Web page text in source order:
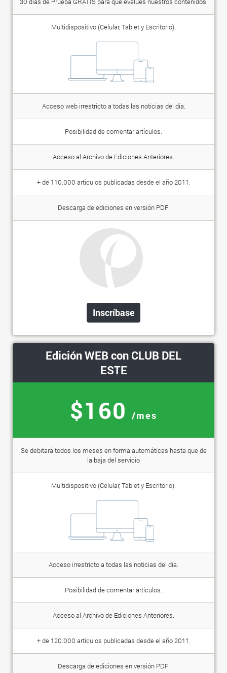
30 días de Prueba GRATIS para que evalúes nuestros contenidos.
Multidispositivo (Celular, Tablet y Escritorio).
Acceso web irrestricto a todas las noticias del día.
Posibilidad de comentar artículos.
Acceso al Archivo de Ediciones Anteriores.
+ de 110.000 artículos publicadas desde el año 2011.
Descarga de ediciones en versión PDF.
Inscríbase
Edición WEB con CLUB DEL
ESTE
$160 /mes
Se debitará todos los meses en forma automáticas hasta que de
la baja del servicio
Multidispositivo (Celular, Tablet y Escritorio).
Acceso irrestricto a todas las noticias del día.
Posibilidad de comentar artículos.
Acceso al Archivo de Ediciones Anteriores.
+ de 120.000 artículos publicadas desde el año 2011.
Descarga de ediciones en versión PDF.